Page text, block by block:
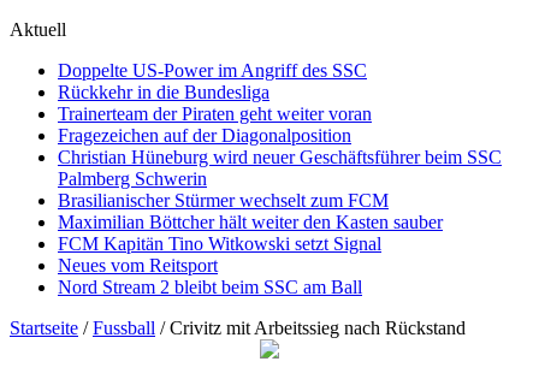
Aktuell
Doppelte US-Power im Angriff des SSC
Rückkehr in die Bundesliga
Trainerteam der Piraten geht weiter voran
Fragezeichen auf der Diagonalposition
Christian Hüneburg wird neuer Geschäftsführer beim SSC
Palmberg Schwerin
Brasilianischer Stürmer wechselt zum FCM
Maximilian Böttcher hält weiter den Kasten sauber
FCM Kapitän Tino Witkowski setzt Signal
Neues vom Reitsport
Nord Stream 2 bleibt beim SSC am Ball
Startseite / Fussball / Crivitz mit Arbeitssieg nach Rückstand